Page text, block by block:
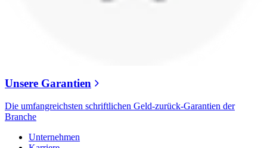
Unsere Garantien
Die umfangreichsten schriftlichen Geld-zurück-Garantien der
Branche
Unternehmen